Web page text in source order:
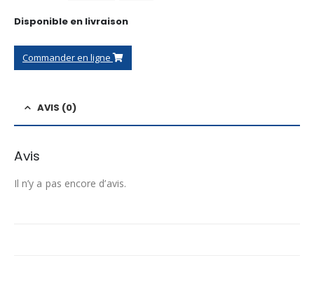
Disponible en livraison
Commander en ligne
AVIS (0)
Avis
Il n’y a pas encore d’avis.